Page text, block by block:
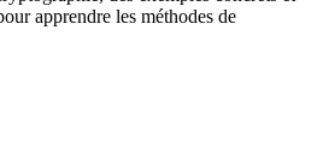
apprendre les méthodes de